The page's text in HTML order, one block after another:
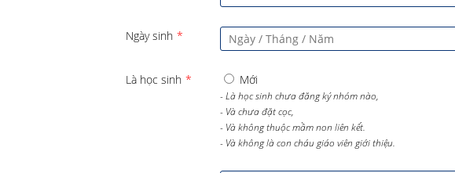
Ngày sinh *
Là học sinh * Mới
- Là học sinh chưa đăng ký nhóm nào,
- Và chưa đặt cọc,
- Và không thuộc mầm non liên kết.
- Và không là con cháu giáo viên giới thiệu.